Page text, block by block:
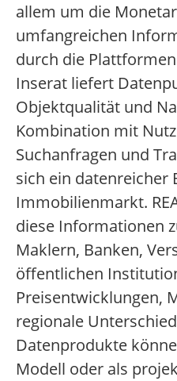
allem um die
umfangreichen
durch die
Inserat liefert
Objektqualität und
Kombination mit
Suchanfragen und
sich ein datenreicher
Immobilienmarkt.
diese Informationen
Maklern, Banken,
öffentlichen
Preisentwicklungen,
regionale
Datenprodukte
Modell oder als